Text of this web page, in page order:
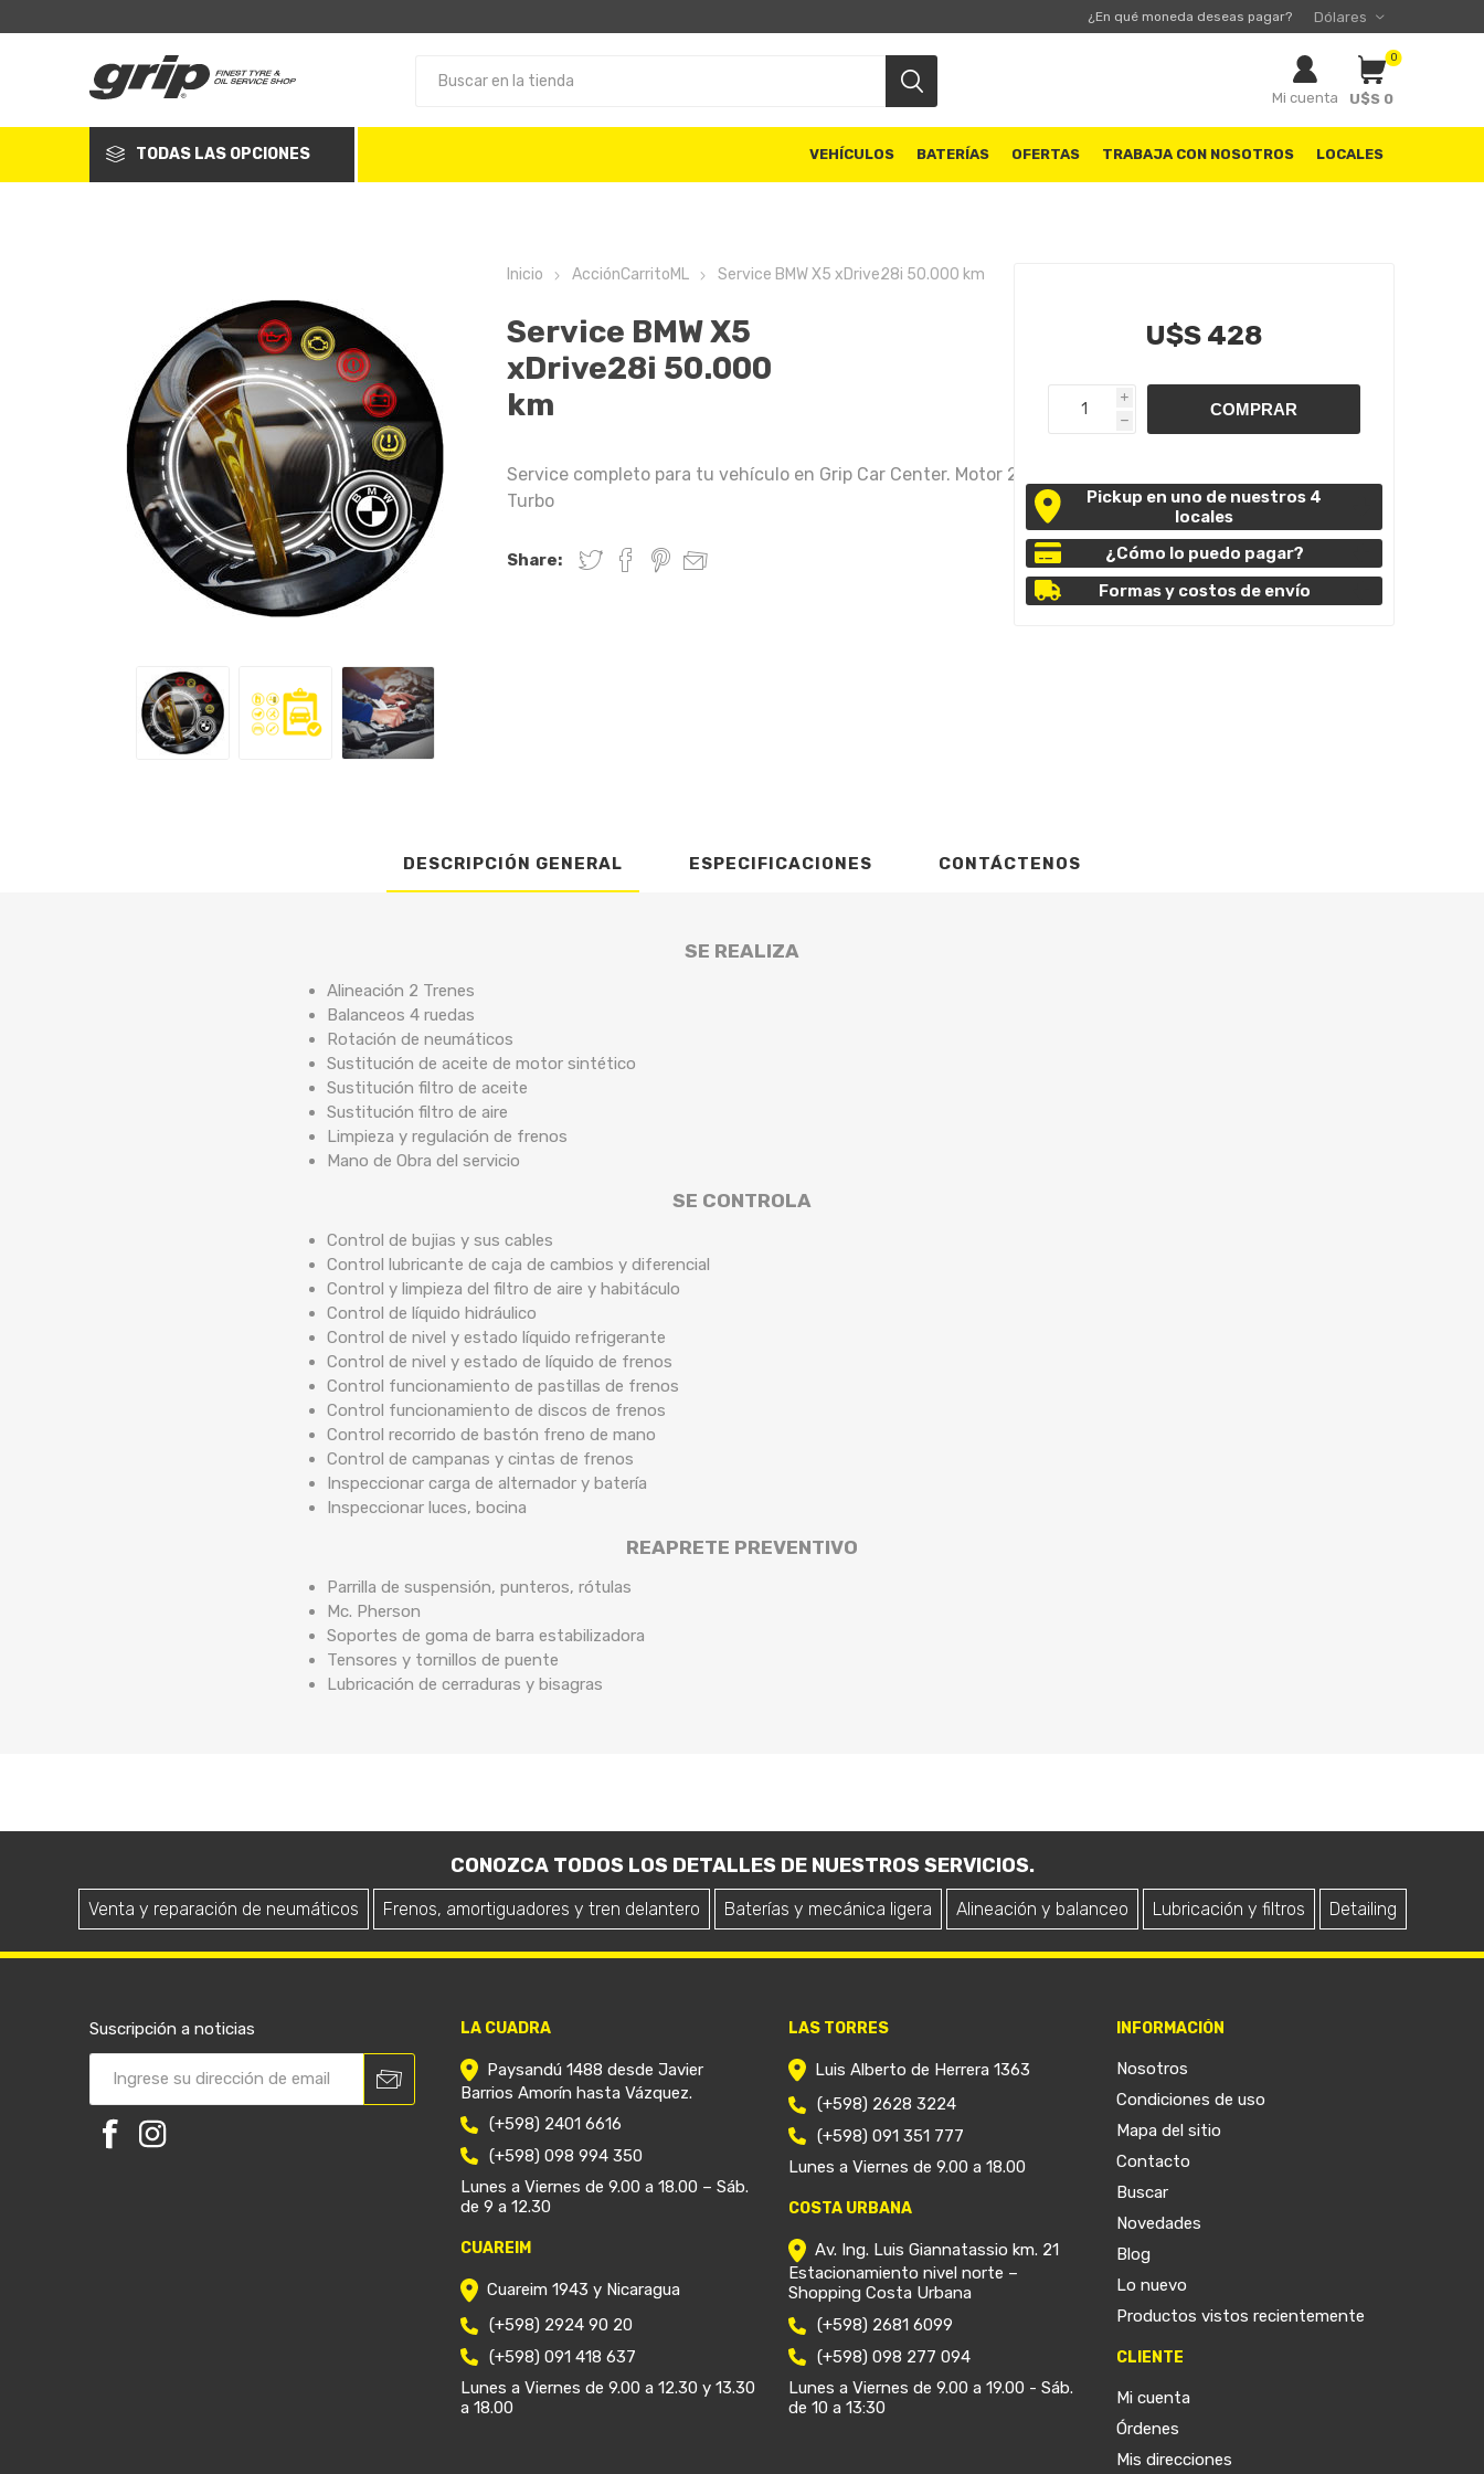
¿En qué moneda deseas pagar?
Mi cuenta
0
U$S 0
TODAS LAS OPCIONES VEHÍCULOS BATERÍAS OFERTAS TRABAJA CON NOSOTROS LOCALES
Inicio AcciónCarritoML Service BMW X5 xDrive28i 50.000 km
Service BMW X5
xDrive28i 50.000
km
Service completo para tu vehículo en Grip Car Center. Motor 2.0
Turbo
Share:
U$S 428
i
h
Pickup en uno de nuestros 4
locales
¿Cómo lo puedo pagar?
Formas y costos de envío
DESCRIPCIÓN GENERAL ESPECIFICACIONES CONTÁCTENOS
SE REALIZA
Alineación 2 Trenes
Balanceos 4 ruedas
Rotación de neumáticos
Sustitución de aceite de motor sintético
Sustitución filtro de aceite
Sustitución filtro de aire
Limpieza y regulación de frenos
Mano de Obra del servicio
SE CONTROLA
Control de bujias y sus cables
Control lubricante de caja de cambios y diferencial
Control y limpieza del filtro de aire y habitáculo
Control de líquido hidráulico
Control de nivel y estado líquido refrigerante
Control de nivel y estado de líquido de frenos
Control funcionamiento de pastillas de frenos
Control funcionamiento de discos de frenos
Control recorrido de bastón freno de mano
Control de campanas y cintas de frenos
Inspeccionar carga de alternador y batería
Inspeccionar luces, bocina
REAPRETE PREVENTIVO
Parrilla de suspensión, punteros, rótulas
Mc. Pherson
Soportes de goma de barra estabilizadora
Tensores y tornillos de puente
Lubricación de cerraduras y bisagras
CONOZCA TODOS LOS DETALLES DE NUESTROS SERVICIOS.
Venta y reparación de neumáticos Frenos, amortiguadores y tren delantero Baterías y mecánica ligera Alineación y balanceo Lubricación y filtros Detailing
Suscripción a noticias LA CUADRA
Paysandú 1488 desde Javier
Barrios Amorín hasta Vázquez.
(+598) 2401 6616
(+598) 098 994 350
Lunes a Viernes de 9.00 a 18.00 – Sáb.
de 9 a 12.30
CUAREIM
Cuareim 1943 y Nicaragua
(+598) 2924 90 20
(+598) 091 418 637
Lunes a Viernes de 9.00 a 12.30 y 13.30
a 18.00
LAS TORRES
Luis Alberto de Herrera 1363
(+598) 2628 3224
(+598) 091 351 777
Lunes a Viernes de 9.00 a 18.00
COSTA URBANA
Av. Ing. Luis Giannatassio km. 21
Estacionamiento nivel norte –
Shopping Costa Urbana
(+598) 2681 6099
(+598) 098 277 094
Lunes a Viernes de 9.00 a 19.00 - Sáb.
de 10 a 13:30
INFORMACIÓN
Nosotros
Condiciones de uso
Mapa del sitio
Contacto
Buscar
Novedades
Blog
Lo nuevo
Productos vistos recientemente
CLIENTE
Mi cuenta
Órdenes
Mis direcciones